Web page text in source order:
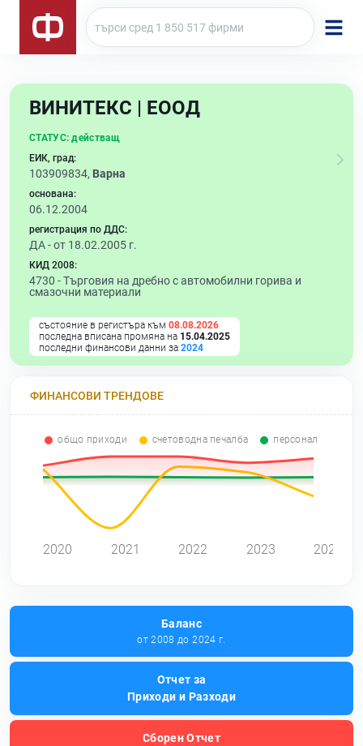
ВИНИТЕКС | ЕООД
СТАТУС: действащ
ЕИК, град:
103909834, Варна
основана:
06.12.2004
регистрация по ДДС:
ДА - от 18.02.2005 г.
КИД 2008:
4730 -Търговия на дребно с автомобилни горива и
смазочни материали
състояние в регистъра към 08.08.2026
последна вписана промяна на 15.04.2025
последни финансови данни за 2024
ФИНАНСОВИ ТРЕНДОВЕ
общо приходи счетоводна печалба персонал
2020 2021 2022 2023 2024
Баланс
от 2008 до 2024 г.
Отчет за
Приходи и Разходи
Сборен Отчет